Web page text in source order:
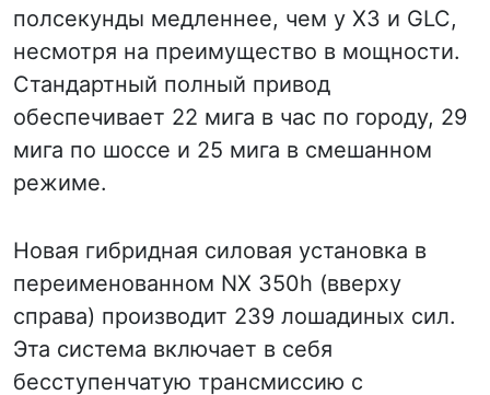
полсекунды медленнее, чем у X3 и GLC,
несмотря на преимущество в мощности.
Стандартный полный привод
обеспечивает 22 мига в час по городу, 29
мига по шоссе и 25 мига в смешанном
режиме.
Новая гибридная силовая установка в
переименованном NX 350h (вверху
справа) производит 239 лошадиных сил.
Эта система включает в себя
бесступенчатую трансмиссию с